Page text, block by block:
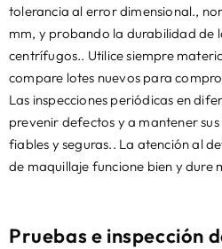
tolerancia al error dimensional.,
mm, y probando la durabilidad de
centrífugos.. Utilice siempre
compare lotes nuevos para
Las inspecciones periódicas en
prevenir defectos y a mantener
fiables y seguras.. La atención al
de maquillaje funcione bien y dure
Pruebas e inspección